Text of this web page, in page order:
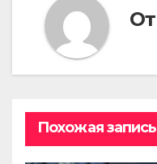
От
Похожая запись